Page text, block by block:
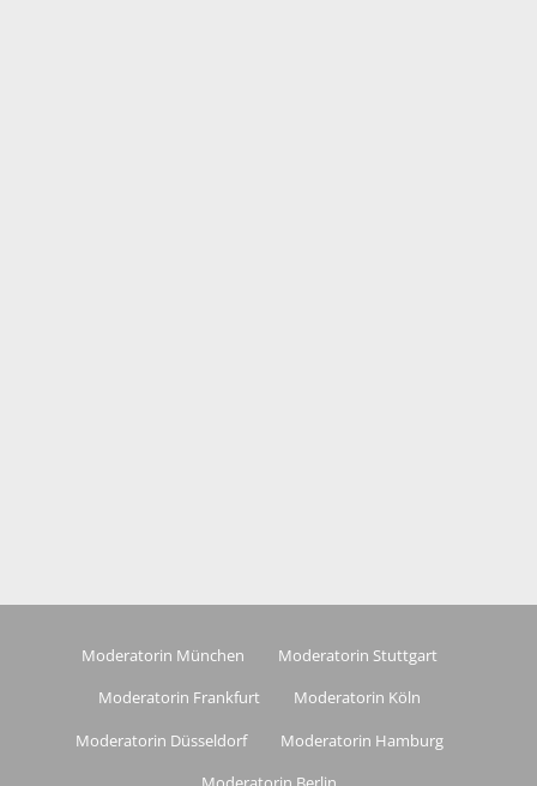
Moderatorin München
Moderatorin Stuttgart
Moderatorin Frankfurt
Moderatorin Köln
Moderatorin Düsseldorf
Moderatorin Hamburg